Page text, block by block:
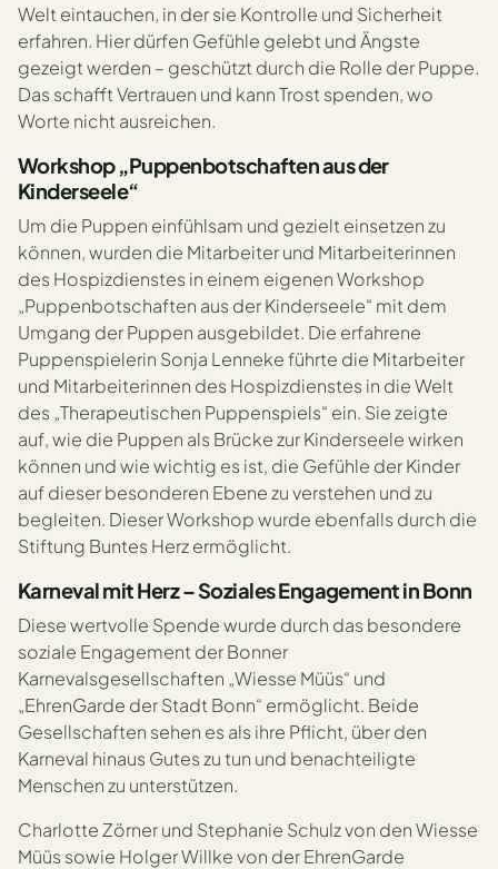
Welt eintauchen, in der sie Kontrolle und Sicherheit
erfahren. Hier dürfen Gefühle gelebt und Ängste
gezeigt werden – geschützt durch die Rolle der Puppe.
Das schafft Vertrauen und kann Trost spenden, wo
Worte nicht ausreichen.
Workshop „Puppenbotschaften aus der
Kinderseele“
Um die Puppen einfühlsam und gezielt einsetzen zu
können, wurden die Mitarbeiter und Mitarbeiterinnen
des Hospizdienstes in einem eigenen Workshop
„Puppenbotschaften aus der Kinderseele“ mit dem
Umgang der Puppen ausgebildet. Die erfahrene
Puppenspielerin Sonja Lenneke führte die Mitarbeiter
und Mitarbeiterinnen des Hospizdienstes in die Welt
des „Therapeutischen Puppenspiels“ ein. Sie zeigte
auf, wie die Puppen als Brücke zur Kinderseele wirken
können und wie wichtig es ist, die Gefühle der Kinder
auf dieser besonderen Ebene zu verstehen und zu
begleiten. Dieser Workshop wurde ebenfalls durch die
Stiftung Buntes Herz ermöglicht.
Karneval mit Herz – Soziales Engagement in Bonn
Diese wertvolle Spende wurde durch das besondere
soziale Engagement der Bonner
Karnevalsgesellschaften „Wiesse Müüs“ und
„EhrenGarde der Stadt Bonn“ ermöglicht. Beide
Gesellschaften sehen es als ihre Pflicht, über den
Karneval hinaus Gutes zu tun und benachteiligte
Menschen zu unterstützen.
Charlotte Zörner und Stephanie Schulz von den Wiesse
Müüs sowie Holger Willke von der EhrenGarde